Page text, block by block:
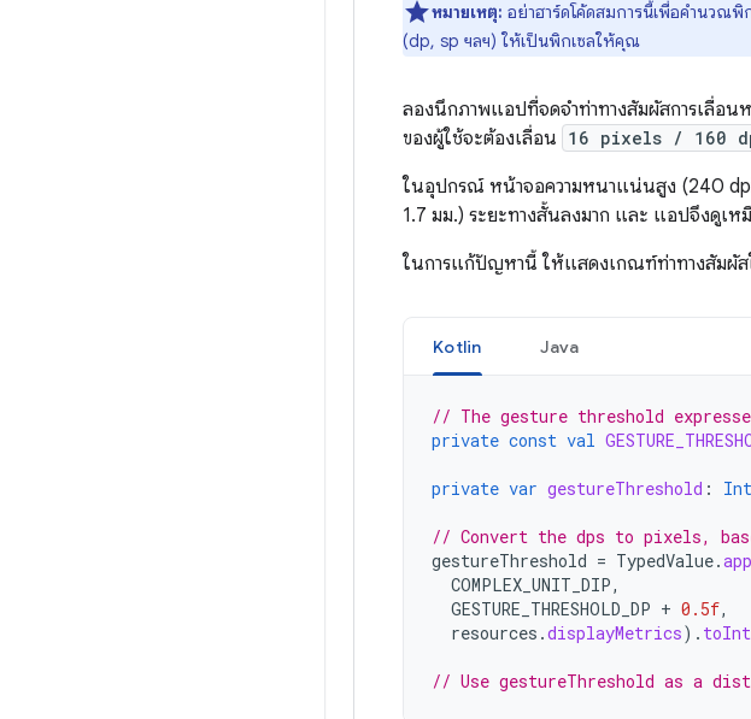
หมายเหตุ: อย่าฮาร์ดโค้ดสมการนี้เพื่อคำนวณพิ
(dp, sp ฯลฯ) ให้เป็นพิกเซลให้คุณ
ลองนึกภาพแอปที่จดจำท่าทางสัมผัสการเลื่อ
ของผู้ใช้จะต้องเลื่อน 16 pixels / 160
ในอุปกรณ์ หน้าจอความหนาแน่นสูง (240
1.7 มม.) ระยะทางสั้นลงมาก และ แอปจึงดูเห
ในการแก้ปัญหานี้ ให้แสดงเกณฑ์ท่าทางสัมผั
Kotlin Java
// The gesture threshold
private const val
private var gestureThreshold : Int
// Convert the dps to pixels,
gestureThreshold = TypedValue.
COMPLEX_UNIT_DIP,
GESTURE_THRESHOLD_DP + 0.5f,
resources .displayMetrics). toInt
// Use gestureThreshold as a